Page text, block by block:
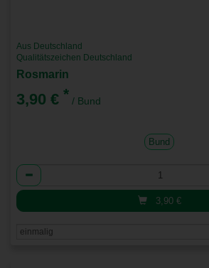
Aus Deutschland
Qualitätszeichen Deutschland
Rosmarin
3,90 € * / Bund
Bund
Anzahl
3,90 €